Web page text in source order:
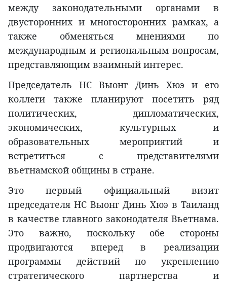
между законодательными органами в
двусторонних и многосторонних рамках, а
также обменяться мнениями по
международным и региональным вопросам,
представляющим взаимный интерес.
Председатель НС Выонг Динь Хюэ и его
коллеги также планируют посетить ряд
политических, дипломатических,
экономических, культурных и
образовательных мероприятий и
встретиться с представителями
вьетнамской общины в стране.
Это первый официальный визит
председателя НС Выонг Динь Хюэ в Таиланд
в качестве главного законодателя Вьетнама.
Это важно, поскольку обе стороны
продвигаются вперед в реализации
программы действий по укреплению
стратегического партнерства и